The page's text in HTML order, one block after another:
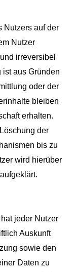
Nutzers auf der
Nutzer
irreversibel
aus Gründen
oder der
bleiben
erhalten.
der
bis zu
wird hierüber
jeder Nutzer
Auskunft
sowie den
Daten zu